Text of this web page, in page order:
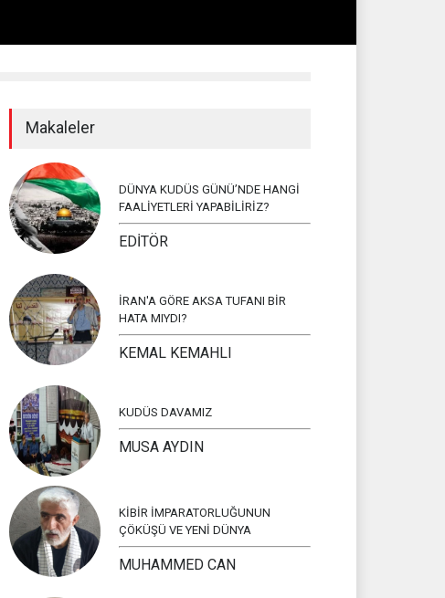
Makaleler
DÜNYA KUDÜS GÜNÜ’NDE HANGİ
FAALİYETLERİ YAPABİLİRİZ?
EDİTÖR
İRAN'A GÖRE AKSA TUFANI BİR
HATA MIYDI?
KEMAL KEMAHLI
KUDÜS DAVAMIZ
MUSA AYDIN
KİBİR İMPARATORLUĞUNUN
ÇÖKÜŞÜ VE YENİ DÜNYA
MUHAMMED CAN